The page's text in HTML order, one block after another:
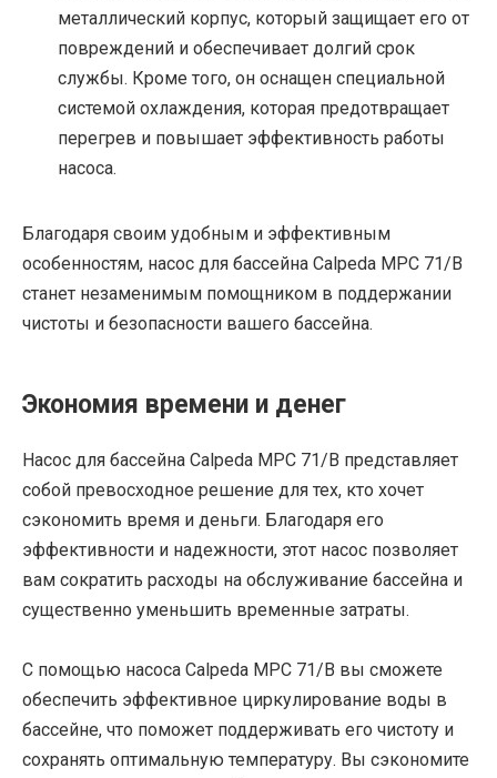
металлический корпус, который защищает его от
повреждений и обеспечивает долгий срок
службы. Кроме того, он оснащен специальной
системой охлаждения, которая предотвращает
перегрев и повышает эффективность работы
насоса.
Благодаря своим удобным и эффективным
особенностям, насос для бассейна Calpeda MPC 71/B
станет незаменимым помощником в поддержании
чистоты и безопасности вашего бассейна.
Экономия времени и денег
Насос для бассейна Calpeda MPC 71/B представляет
собой превосходное решение для тех, кто хочет
сэкономить время и деньги. Благодаря его
эффективности и надежности, этот насос позволяет
вам сократить расходы на обслуживание бассейна и
существенно уменьшить временные затраты.
С помощью насоса Calpeda MPC 71/B вы сможете
обеспечить эффективное циркулирование воды в
бассейне, что поможет поддерживать его чистоту и
сохранять оптимальную температуру. Вы сэкономите